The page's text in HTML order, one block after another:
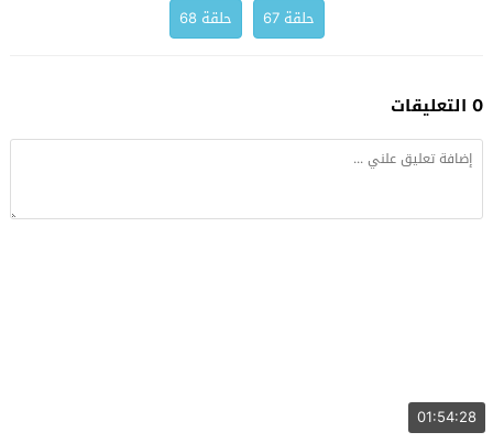
حلقة 67
حلقة 68
0 التعليقات
01:54:28